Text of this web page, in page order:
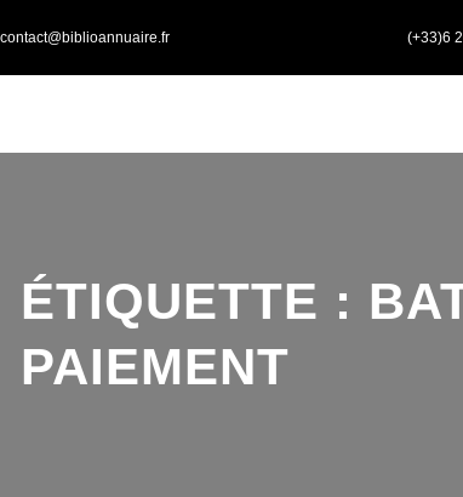
au
contenu
contact@biblioannuaire.fr (+33)6
ÉTIQUETTE :
PAIEMENT